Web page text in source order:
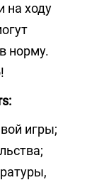
на ходу
норму.
игры;